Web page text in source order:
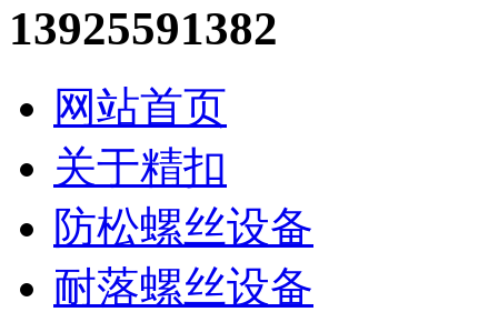
13925591382
网站首页
关于精扣
防松螺丝设备
耐落螺丝设备